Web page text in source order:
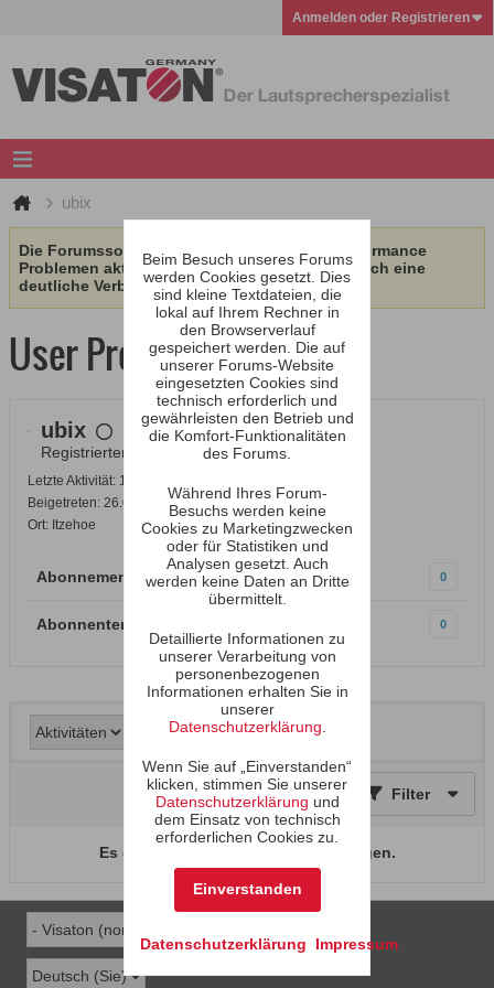
Anmelden oder Registrieren
ubix
Die Forumssoftware wurde aufgrund von Performance
Problemen aktualisiert. Wir erhoffen uns dadurch eine
deutliche Verbesserung.
User Profile
ubix
Registrierter Benutzer
Letzte Aktivität: 16.06.2026, 23:17
Beigetreten: 26.03.2008
Ort: Itzehoe
Abonnements 0
Abonnenten 0
Filter
Es gibt keine Aktivitäten zum Anzeigen.
Beim Besuch unseres Forums
werden Cookies gesetzt. Dies
sind kleine Textdateien, die
lokal auf Ihrem Rechner in
den Browserverlauf
gespeichert werden. Die auf
unserer Forums-Website
eingesetzten Cookies sind
technisch erforderlich und
gewährleisten den Betrieb und
die Komfort-Funktionalitäten
des Forums.
Während Ihres Forum-
Besuchs werden keine
Cookies zu Marketingzwecken
oder für Statistiken und
Analysen gesetzt. Auch
werden keine Daten an Dritte
übermittelt.
Detaillierte Informationen zu
unserer Verarbeitung von
personenbezogenen
Informationen erhalten Sie in
unserer
Datenschutzerklärung
Wenn Sie auf „Einverstanden“
klicken, stimmen Sie unserer
Datenschutzerklärung und
dem Einsatz von technisch
erforderlichen Cookies zu.
Datenschutzerklärung Impressum
Einverstanden